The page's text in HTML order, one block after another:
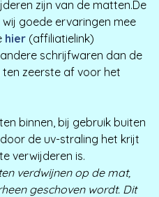
zijn van de matten.De
goede ervaringen mee
hier (affiliatielink)
schrijfwaren dan de
zeerste af voor het
binnen, bij gebruik buiten
de uv-straling het krijt
verwijderen is.
verdwijnen op de mat,
geschoven wordt. Dit